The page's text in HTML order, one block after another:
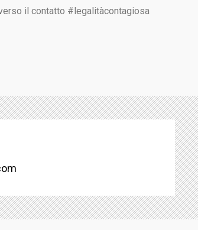
il contatto #legalitàcontagiosa